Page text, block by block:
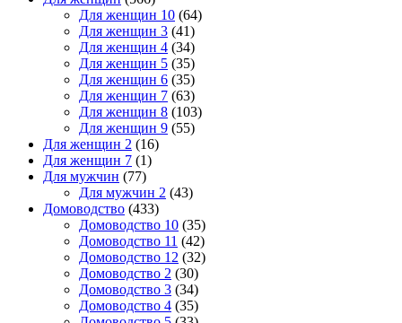
Для женщин 10 (64)
Для женщин 3 (41)
Для женщин 4 (34)
Для женщин 5 (35)
Для женщин 6 (35)
Для женщин 7 (63)
Для женщин 8 (103)
Для женщин 9 (55)
Для женщин 2 (16)
Для женщин 7 (1)
Для мужчин (77)
Для мужчин 2 (43)
Домоводство (433)
Домоводство 10 (35)
Домоводство 11 (42)
Домоводство 12 (32)
Домоводство 2 (30)
Домоводство 3 (34)
Домоводство 4 (35)